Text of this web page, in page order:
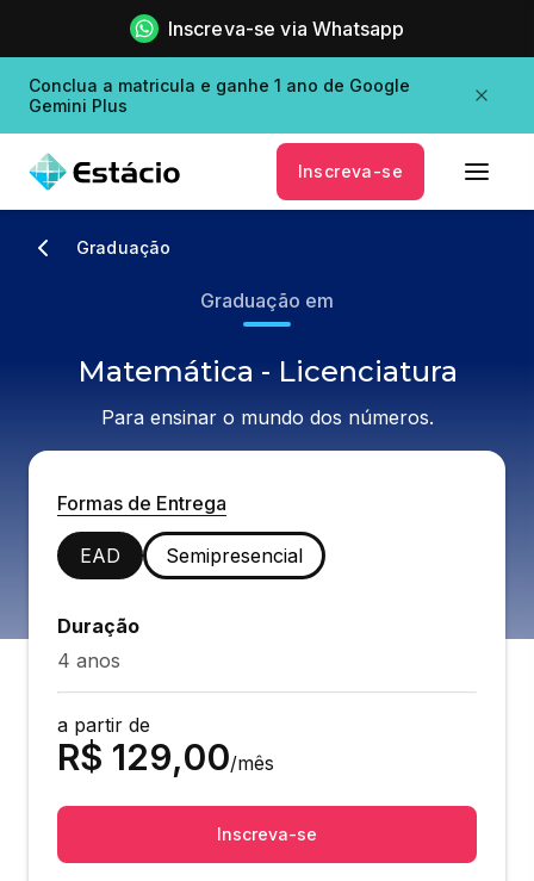
Inscreva-se via Whatsapp
Conclua a matricula e ganhe 1 ano de Google
Gemini Plus
Inscreva-se
Graduação
Graduação em
Matemática - Licenciatura
Para ensinar o mundo dos números.
Formas de Entrega
EAD Semipresencial
Duração
4 anos
a partir de
R$ 129,00/mês
Inscreva-se